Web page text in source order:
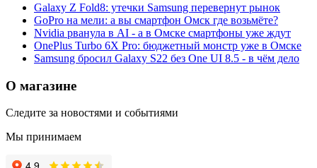
Galaxy Z Fold8: утечки Samsung перевернут рынок
GoPro на мели: а вы смартфон Омск где возьмёте?
Nvidia рванула в AI - а в Омске смартфоны уже ждут
OnePlus Turbo 6X Pro: бюджетный монстр уже в Омске
Samsung бросил Galaxy S22 без One UI 8.5 - в чём дело
О магазине
Следите за новостями и событиями
Мы принимаем